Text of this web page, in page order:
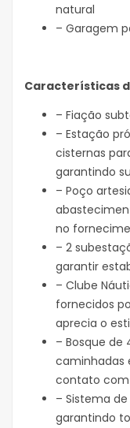
natural
– Garagem
Características
– Fiação
– Estação
cisternas
garantindo
– Poço
no
– 2
garantir
– Clube
fornecidos
aprecia o
– Bosque de
caminhadas
contato
– Sistema
garantindo